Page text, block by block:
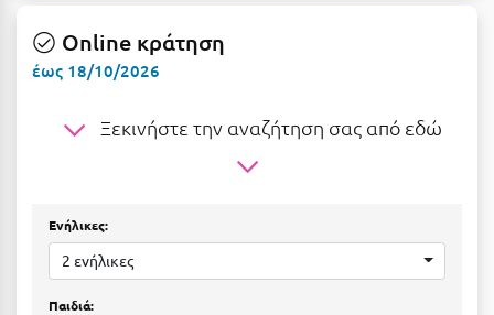
Ελάτη Αρκαδίας
Ελληνικό Αρκαδίας
Εύβοια
Ευρυτανία
Online κράτηση
έως 18/10/2026
Ξεκινήστε την αναζήτηση σας από εδώ
Ενήλικες:
2 ενήλικες
Παιδιά: